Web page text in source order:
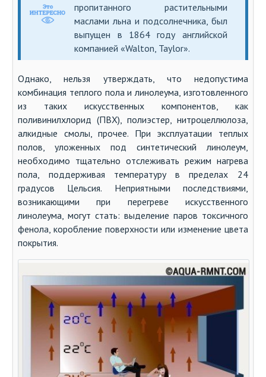
пропитанного растительными
маслами льна и подсолнечника, был
выпущен в 1864 году английской
компанией «Walton, Taylor».
Однако, нельзя утверждать, что недопустима
комбинация теплого пола и линолеума, изготовленного
из таких искусственных компонентов, как
поливинилхлорид (ПВХ), полиэстер, нитроцеллюлоза,
алкидные смолы, прочее. При эксплуатации теплых
полов, уложенных под синтетический линолеум,
необходимо тщательно отслеживать режим нагрева
пола, поддерживая температуру в пределах 24
градусов Цельсия. Неприятными последствиями,
возникающими при перегреве искусственного
линолеума, могут стать: выделение паров токсичного
фенола, коробление поверхности или изменение цвета
покрытия.